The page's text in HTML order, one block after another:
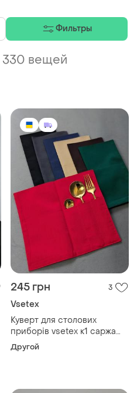
330 вещей
245 грн 3
Vsetex
Куверт для столових
приборів vsetex к1 саржа
червоний
Другой
Фильтры